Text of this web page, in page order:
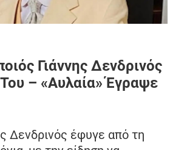
Γιάννης Δενδρινός
– «Αυλαία» Έγραψε
Δενδρινός έφυγε από τη